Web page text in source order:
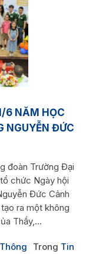
6 NĂM HỌC
NGUYỄN ĐỨC
đoàn Trường Đại
chức Ngày hội
Đức Cảnh
ra một không
Thầy,...
Trong Tin